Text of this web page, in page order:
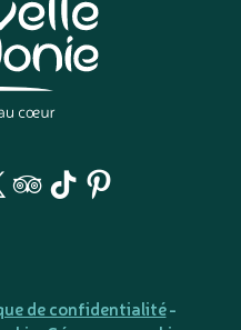
de confidentialité